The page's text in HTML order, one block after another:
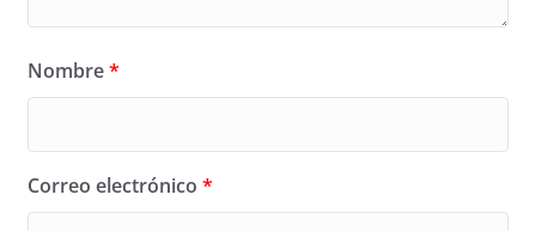
Nombre*
Correo electrónico *